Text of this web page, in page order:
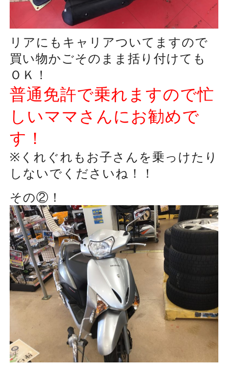
リアにもキャリアついてますので
買い物かごそのまま括り付けても
ＯＫ！
普通免許で乗れますので忙
しいママさんにお勧めで
す！
※くれぐれもお子さんを乗っけたり
しないでくださいね！！
その②！